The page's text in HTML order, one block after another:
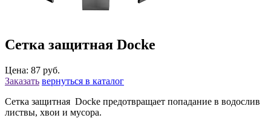
Сетка защитная Docke
Цена: 87 руб.
Заказать вернуться в каталог
Сетка защитная Docke предотвращает попадание в водослив
листвы, хвои и мусора.